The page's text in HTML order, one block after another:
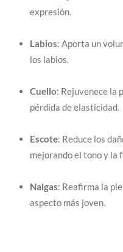
expresión.
Labios: Aporta un
los labios.
Cuello: Rejuvenece la
pérdida de elasticidad.
Escote: Reduce los
mejorando el tono y la
Nalgas: Reafirma la
aspecto más joven.